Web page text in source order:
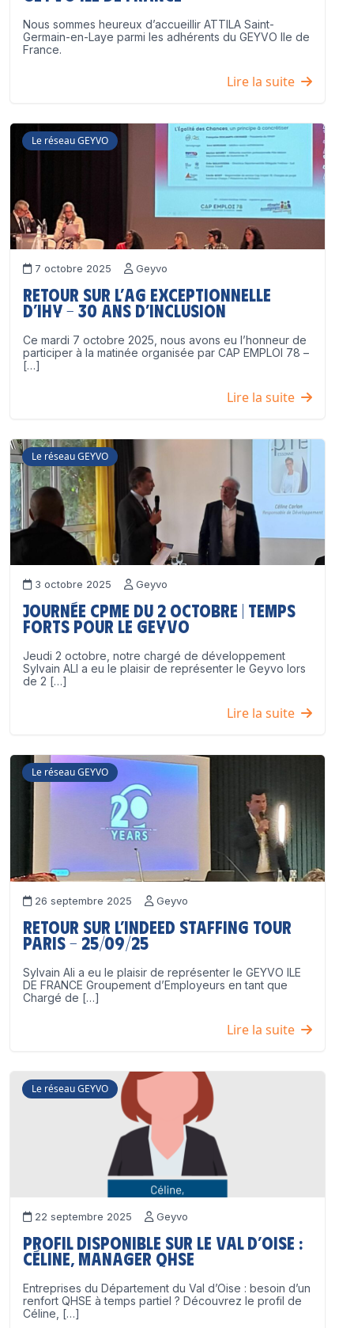
Nous sommes heureux d’accueillir ATTILA Saint-
Germain-en-Laye parmi les adhérents du GEYVO Ile de
France.
Lire la suite
Le réseau GEYVO
7 octobre 2025 Geyvo
Retour sur l’AG exceptionnelle
d’IHY – 30 ans d’inclusion
Ce mardi 7 octobre 2025, nous avons eu l’honneur de
participer à la matinée organisée par CAP EMPLOI 78 –
[…]
Lire la suite
Le réseau GEYVO
3 octobre 2025 Geyvo
Journée CPME du 2 octobre | Temps
forts pour le GEYVO
Jeudi 2 octobre, notre chargé de développement
Sylvain ALI a eu le plaisir de représenter le Geyvo lors
de 2 […]
Lire la suite
Le réseau GEYVO
26 septembre 2025 Geyvo
Retour sur l’Indeed Staffing Tour
Paris – 25/09/25
Sylvain Ali a eu le plaisir de représenter le GEYVO ILE
DE FRANCE Groupement d’Employeurs en tant que
Chargé de […]
Lire la suite
Le réseau GEYVO
22 septembre 2025 Geyvo
Profil disponible sur le Val d’Oise :
Céline, Manager QHSE
Entreprises du Département du Val d’Oise : besoin d’un
renfort QHSE à temps partiel ? Découvrez le profil de
Céline, […]